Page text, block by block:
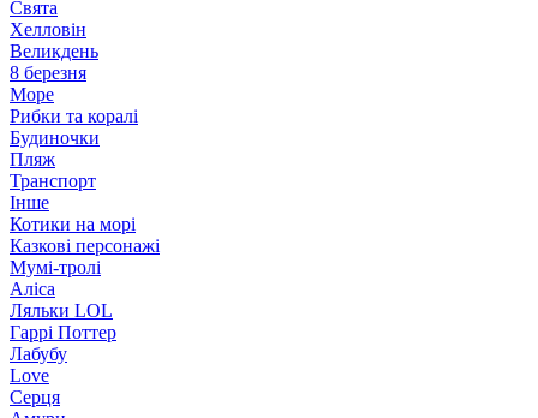
Свята
Хелловін
Великдень
8 березня
Море
Рибки та коралі
Будиночки
Пляж
Транспорт
Інше
Котики на морі
Казкові персонажі
Мумі-тролі
Аліса
Ляльки LOL
Гаррі Поттер
Лабубу
Love
Серця